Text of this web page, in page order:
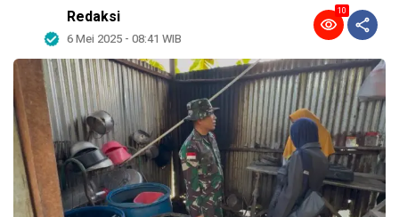
Redaksi
6 Mei 2025 - 08:41 WIB
10